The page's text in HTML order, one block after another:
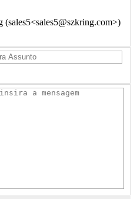
(sales5<sales5@szkring.com>)